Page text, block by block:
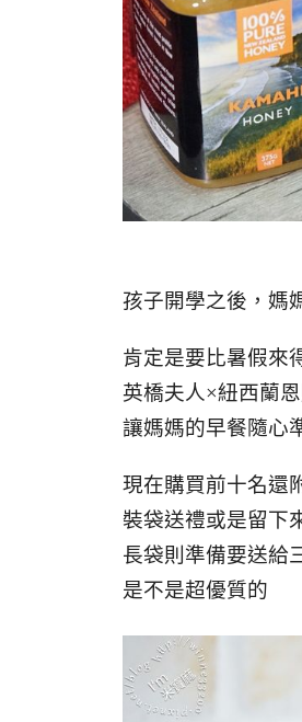
孩子開學之後，媽
肯定是要比暑假來
英橋夫人×紐西蘭
讓媽媽的早餐隨心
現在購買前十名還
裝袋送禮或是留下
長袋則準備要送給
是不是超優質的